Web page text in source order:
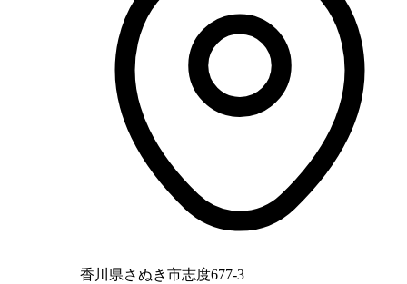
香川県さぬき市志度677-3